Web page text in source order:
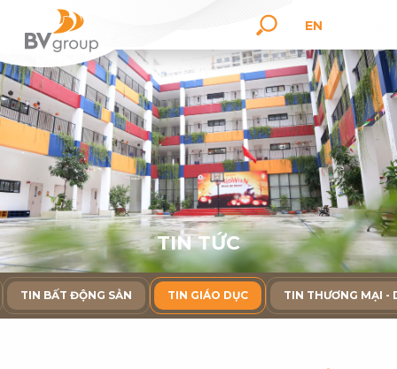
EN
TIN TỨC
TIN BẤT ĐỘNG SẢN TIN GIÁO DỤC TIN THƯƠNG MẠI -